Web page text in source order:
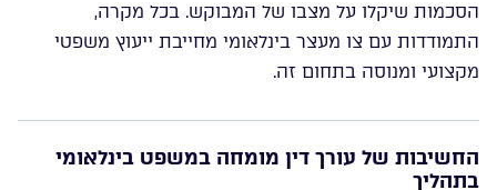
הסכמות שיקלו על מצבו של המבוקש. בכל מקרה,
התמודדות עם צו מעצר בינלאומי מחייבת ייעוץ משפטי
מקצועי ומנוסה בתחום זה.
החשיבות של עורך דין מומחה במשפט בינלאומי
בתהליך